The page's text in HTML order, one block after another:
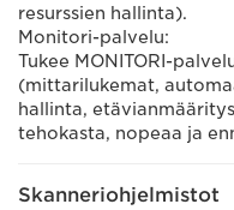
resurssien hallinta).
Monitori-palvelu:
Tukee MONITORI-
(mittarilukemat,
hallinta,
tehokasta, nopeaa ja
Skanneriohjelmistot